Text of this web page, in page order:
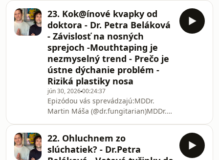
podporili: ⁠⁠hrotlife.sk⁠⁠ - prémiové
doplnky výživy s lekárskou poradňou,
10% zľava s kódom
&quot;BIOHUSTLE&quot;V tejto
epizóde sa pozrieme na nočnú moru
mnohých spální – na chrápanie. Pre
niekoho je to len otravný zvuk, no z
pohľadu medicíny môže ísť o tichéh
23. Kok@ínové kvapky od
doktora - Dr. Petra Beláková
- Závislosť na nosných
sprejoch -Mouthtaping je
nezmyselný trend - Prečo je
ústne dýchanie problém -
Riziká plastiky nosa
jún 30, 202600:24:37
Epizódou vás sprevádzajú:MDDr.
Martin Máša (@dr.fungitarian)MDDr.
podporili: ⁠hrotlife.sk⁠ - prémiové
doplnky výživy s lekárskou poradňou,
22. Ohluchnem zo
slúchatiek? - Dr.Petra